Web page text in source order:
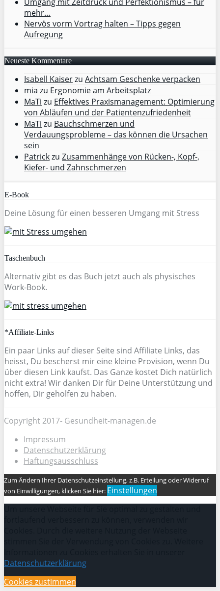
mehr…
Nervös vorm Vortrag halten – Tipps gegen
Aufregung
Neueste Kommentare
Isabell Kaiserzu Achtsam Geschenke verpacken
mia zu Ergonomie am Arbeitsplatz
MaTi zu Effektives Praxismanagement: Optimierung
von Abläufen und der Patientenzufriedenheit
MaTi zu Bauchschmerzen und
Verdauungsprobleme – das können die Ursachen
sein
Patrickzu Zusammenhänge von Rücken-, Kopf-,
Kiefer- und Zahnschmerzen
E-Book
Deine Lösung für einen besseren Umgang mit Stress
Taschenbuch
Alternativ gibt es das Buch jetzt auch als physisches
Work-Book.
*Affiliate-Links
Ein paar Links auf dieser Seite sind Affiliate Links, das
heisst, Du bescherst mir eine kleine Provision, wenn Du
über diesen Link kaufst. Das Ganze kostet Dich natürlich
nicht extra! Wir danken Dir für Deine Unterstützung und
hoffen, Dir geholfen zu haben.
Copyright 2017- Gesundheit-managen.de
Impressum
Datenschutzerklärung
Haftungsausschluss
Zum Ändern Ihrer Datenschutzeinstellung, z.B. Erteilung oder Widerruf
von Einwilligungen, klicken Sie hier: Einstellungen
Datenschutzerklärung
Cookies zustimmen